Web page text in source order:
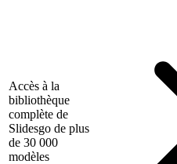
Accès à la
bibliothèque
complète de
Slidesgo de plus
de 30 000
modèles